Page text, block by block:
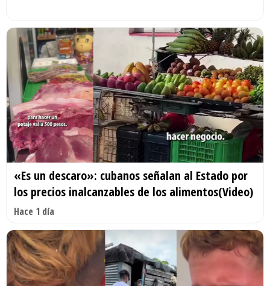
«Es un descaro»: cubanos señalan al Estado por
los precios inalcanzables de los alimentos(Video)
Hace 1 día